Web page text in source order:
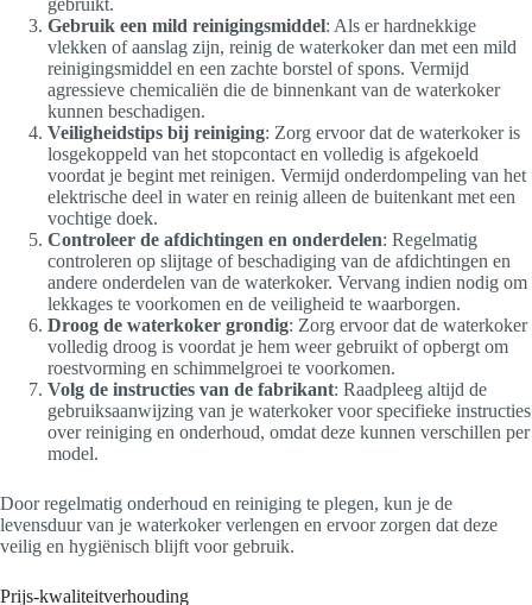
Gebruik een mild reinigingsmiddel: Als er hardnekkige
vlekken of aanslag zijn, reinig de waterkoker dan met een mild
reinigingsmiddel en een zachte borstel of spons. Vermijd
agressieve chemicaliën die de binnenkant van de waterkoker
kunnen beschadigen.
Veiligheidstips bij reiniging: Zorg ervoor dat de waterkoker is
losgekoppeld van het stopcontact en volledig is afgekoeld
voordat je begint met reinigen. Vermijd onderdompeling van het
elektrische deel in water en reinig alleen de buitenkant met een
vochtige doek.
Controleer de afdichtingen en onderdelen: Regelmatig
controleren op slijtage of beschadiging van de afdichtingen en
andere onderdelen van de waterkoker. Vervang indien nodig om
lekkages te voorkomen en de veiligheid te waarborgen.
Droog de waterkoker grondig: Zorg ervoor dat de waterkoker
volledig droog is voordat je hem weer gebruikt of opbergt om
roestvorming en schimmelgroei te voorkomen.
Volg de instructies van de fabrikant: Raadpleeg altijd de
gebruiksaanwijzing van je waterkoker voor specifieke instructies
over reiniging en onderhoud, omdat deze kunnen verschillen per
model.
Door regelmatig onderhoud en reiniging te plegen, kun je de
levensduur van je waterkoker verlengen en ervoor zorgen dat deze
veilig en hygiënisch blijft voor gebruik.
Prijs-kwaliteitverhouding